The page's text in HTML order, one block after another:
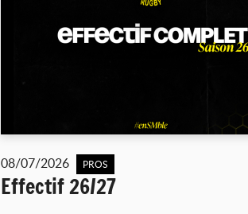
08/07/2026 PROS
Effectif 26/27